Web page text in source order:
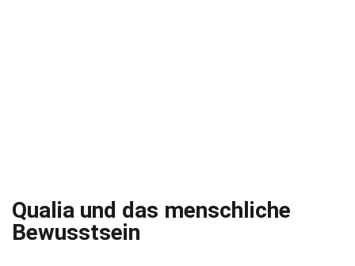
Qualia und das menschliche
Bewusstsein